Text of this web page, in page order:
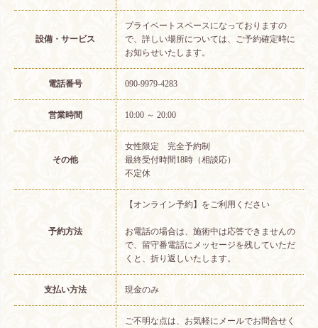
設備・サービス
プライベートスペースになっておりますの
で、詳しい場所については、ご予約確定時に
お知らせいたします。
電話番号 090-9979-4283
営業時間 10:00 ～ 20:00
その他
女性限定 完全予約制
最終受付時間18時（相談応）
不定休
予約方法
【オンライン予約】をご利用ください
お電話の場合は、施術中は応答できませんの
で、留守番電話にメッセージを残していただ
くと、折り返しいたします。
支払い方法 現金のみ
ご不明な点は、お気軽にメールでお問合せく